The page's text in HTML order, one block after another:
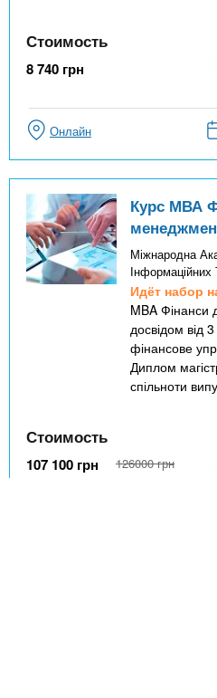
Стоимость
8 740 грн
Онлайн
Курс МВА
Міжнародна
Идёт набор
MBA Фінанси
досвідом від
фінансове
Диплом
спільноти
Стоимость
107 100 грн 126000 грн